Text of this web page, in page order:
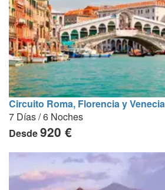
Circuito Roma, Florencia y Venecia
7 Días / 6 Noches
Desde920 €